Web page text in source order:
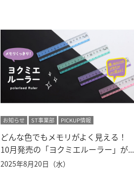
お知らせ ST事業部 PICKUP情報
どんな色でもメモリがよく見える！
10月発売の「ヨクミエルーラー」が...
2025年8月20日（水）